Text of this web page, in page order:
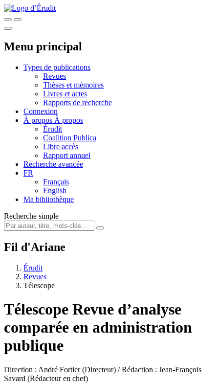
Menu principal
Types de publications
Revues
Thèses et mémoires
Livres et actes
Rapports de recherche
Connexion
À propos À propos
Érudit
Coalition Publica
Libre accès
Rapport annuel
Recherche avancée
FR
Français
English
Ma bibliothèque
Recherche simple
Fil d'Ariane
Érudit
Revues
Télescope
Télescope Revue d’analyse
comparée en administration
publique
Direction : André Fortier (Directeur) / Rédaction : Jean-François
Savard (Rédacteur en chef)